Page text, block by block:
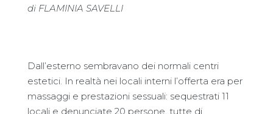
di FLAMINIA SAVELLI
Dall’esterno sembravano dei normali centri
estetici. In realtà nei locali interni l’offerta era per
massaggi e prestazioni sessuali: sequestrati 11
locali e denunciate 20 persone, tutte di